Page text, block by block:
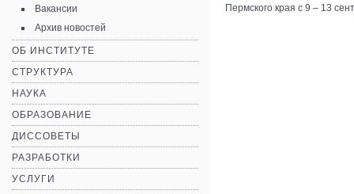
Вакансии
Архив новостей
ОБ ИНСТИТУТЕ
СТРУКТУРА
НАУКА
ОБРАЗОВАНИЕ
ДИССОВЕТЫ
РАЗРАБОТКИ
УСЛУГИ
Пермского края с 9 – 13